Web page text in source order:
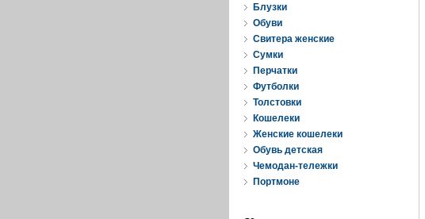
Блузки
Обуви
Свитера женские
Cумки
Перчатки
Футболки
Толстовки
Кошелеки
Женские кошелеки
Обувь детская
Чемодан-тележки
Портмоне